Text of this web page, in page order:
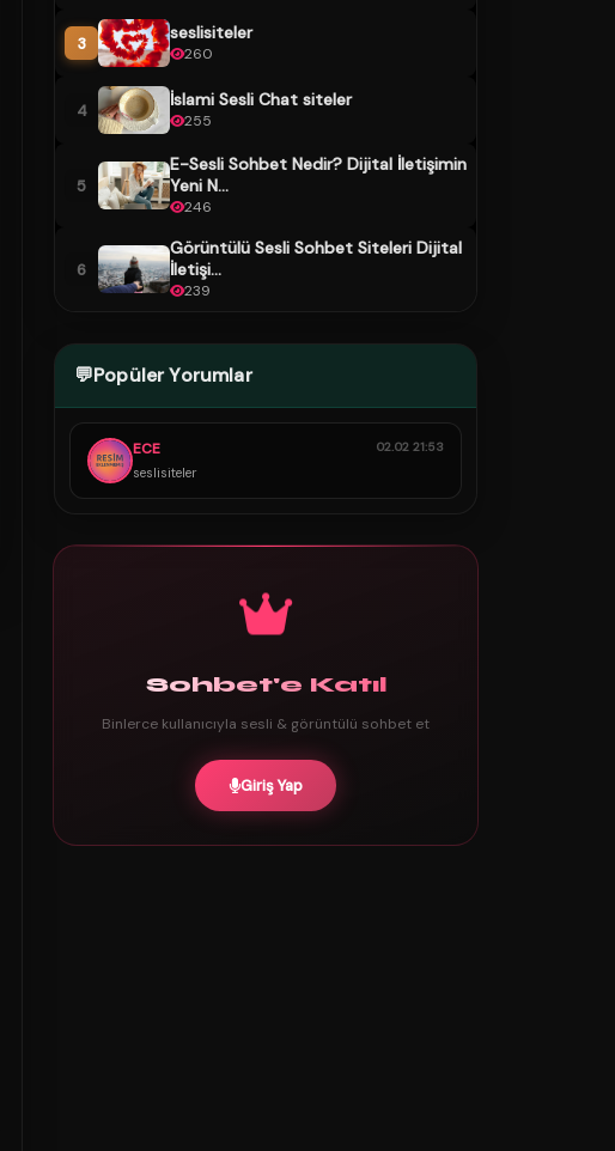
3 seslisiteler
260
4 İslami Sesli Chat siteler
255
5
E-Sesli Sohbet Nedir? Dijital İletişimin
Yeni N...
246
6
Görüntülü Sesli Sohbet Siteleri Dijital
İletişi...
239
💬Popüler Yorumlar
ECE
seslisiteler
02.02 21:53
Sohbet'e Katıl
Binlerce kullanıcıyla sesli & görüntülü sohbet et
Giriş Yap